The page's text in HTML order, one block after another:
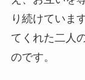
り続けていま
てくれた二人
のです。